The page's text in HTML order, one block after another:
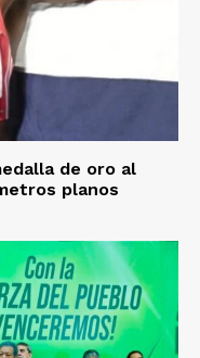
de oro al
planos